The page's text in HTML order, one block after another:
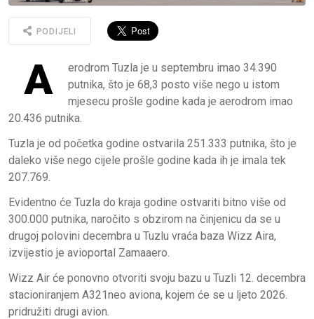
PODIJELI
A
erodrom Tuzla je u septembru imao 34.390
putnika, što je 68,3 posto više nego u istom
mjesecu prošle godine kada je aerodrom imao
20.436 putnika.
Tuzla je od početka godine ostvarila 251.333 putnika, što je
daleko više nego cijele prošle godine kada ih je imala tek
207.769.
Evidentno će Tuzla do kraja godine ostvariti bitno više od
300.000 putnika, naročito s obzirom na činjenicu da se u
drugoj polovini decembra u Tuzlu vraća baza Wizz Aira,
izvijestio je avioportal Zamaaero.
Wizz Air će ponovno otvoriti svoju bazu u Tuzli 12. decembra
stacioniranjem A321neo aviona, kojem će se u ljeto 2026.
pridružiti drugi avion.